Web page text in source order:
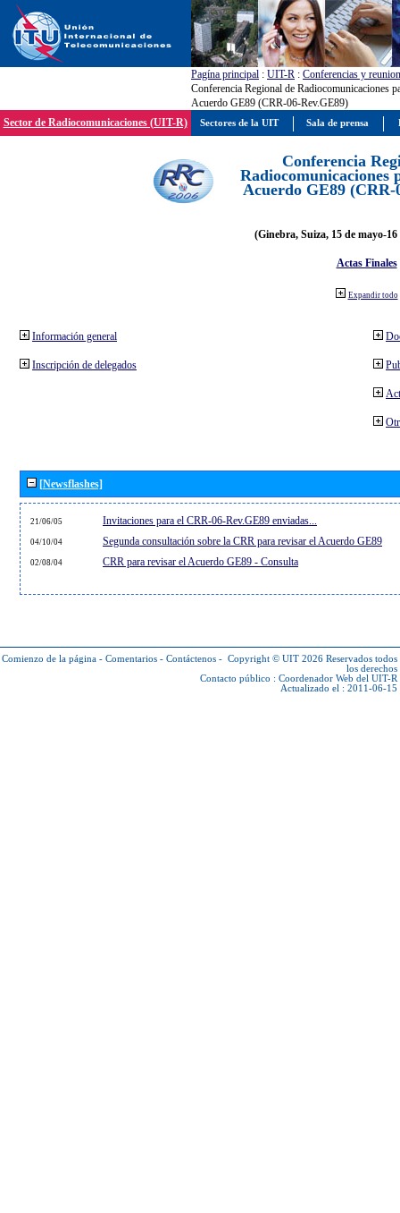
Pagína principal : UIT-R : Conferencias y
Conferencia Regional de Radiocomunicaciones
Acuerdo GE89 (CRR-06-Rev.GE89)
Sector de Radiocomunicaciones (UIT-R)
Conferencia
Radiocomunicaciones
Acuerdo GE89 (CRR-
(Ginebra, Suiza, 15 de mayo-
Actas Finales
Expandir todo
Información general
Inscripción de delegados
[Newsflashes]
21/06/05 Invitaciones para el CRR-06-Rev.GE89 enviadas...
04/10/04 Segunda consultación sobre la CRR para revisar el Acuerdo GE89
02/08/04 CRR para revisar el Acuerdo GE89 - Consulta
Comienzo de la página - Comentarios - Contáctenos - Copyright © UIT 2026 Reservados todos
los derechos
Contacto público : Coordenador Web del UIT-R
Actualizado el : 2011-06-15
Sectores de la UIT Sala de prensa